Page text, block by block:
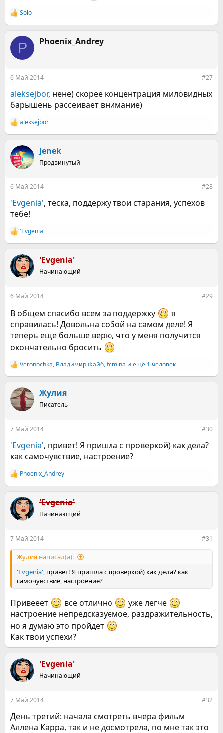
Р
е
к
ц
и
Solo
P Phoenix_Andrey
6 Май 2014 #27
aleksejbor, нене) скорее концентрация миловидных
барышень рассеивает внимание)
Р
е
к
ц
и
aleksejbor
Jenek
Продвинутый
6 Май 2014 #28
'Evgenia', тёска, поддержу твои старания, успехов
тебе!
Р
е
к
ц
и
'Evgenia'
'Evgenia'
Начинающий
6 Май 2014 #29
В общем спасибо всем за поддержку
я
справилась! Довольна собой на самом деле! Я
теперь еще больше верю, что у меня получится
окончательно бросить
Р
е
к
ц
и
Veronochka, Владимир Файб,femina и ещё 1 человек
Жулия
Писатель
7 Май 2014 #30
'Evgenia', привет! Я пришла с проверкой) как дела?
как самочувствие, настроение?
Р
е
к
ц
и
Phoenix_Andrey
'Evgenia'
Начинающий
7 Май 2014 #31
Жулия написал(а):
'Evgenia', привет! Я пришла с проверкой) как дела? как
самочувствие, настроение?
Привееет все отлично
уже легче
настроение непредсказуемое, раздражительность,
но я думаю это пройдет
Как твои успехи?
'Evgenia'
Начинающий
7 Май 2014 #32
День третий: начала смотреть вчера фильм
Аллена Карра, так и не досмотрела, по мне так это